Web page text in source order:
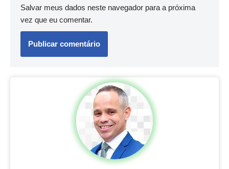
Salvar meus dados neste navegador para a próxima
vez que eu comentar.